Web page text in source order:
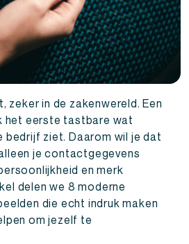
zeker in de zakenwereld. Een
het eerste tastbare wat
bedrijf ziet. Daarom wil je dat
je contactgegevens
en merk
delen we 8 moderne
die echt indruk maken
om jezelf te